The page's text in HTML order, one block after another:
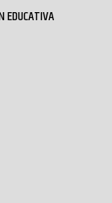
EDUCATIVA